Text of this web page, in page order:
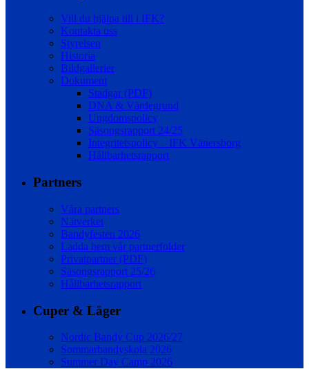
Vill du hjälpa till i IFK?
Kontakta oss
Styrelsen
Historia
Bildgallerier
Dokument
Stadgar (PDF)
DNA & Värdegrund
Ungdomspolicy
Säsongsrapport 24/25
Integritetspolicy – IFK Vänersborg
Hållbarhetsrapport
Partners
Våra partners
Nätverket
Bandyfesten 2026
Ladda hem vår partnerfolder
Privatpartner (PDF)
Säsongsrapport 25/26
Hållbarhetsrapport
Cuper & Läger
Nordic Bandy Cup 2026/27
Sommarbandyskola 2026
Summer Day Camp 2026